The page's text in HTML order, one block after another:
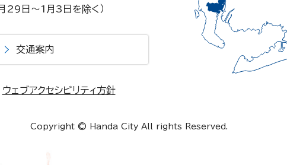
29日～1月3日を除く）
交通案内
ウェブアクセシビリティ方針
Copyright © Handa City All rights Reserved.